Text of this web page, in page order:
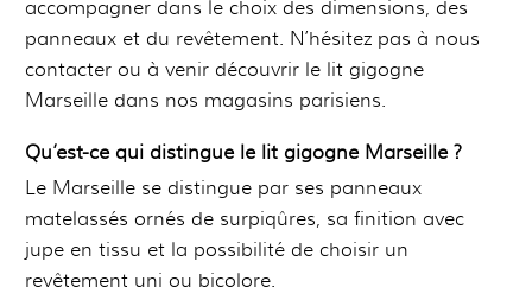
accompagner dans le choix des dimensions, des
panneaux et du revêtement. N’hésitez pas à nous
contacter ou à venir découvrir le lit gigogne
Marseille dans nos magasins parisiens.
Qu’est-ce qui distingue le lit gigogne Marseille ?
Le Marseille se distingue par ses panneaux
matelassés ornés de surpiqûres, sa finition avec
jupe en tissu et la possibilité de choisir un
revêtement uni ou bicolore.